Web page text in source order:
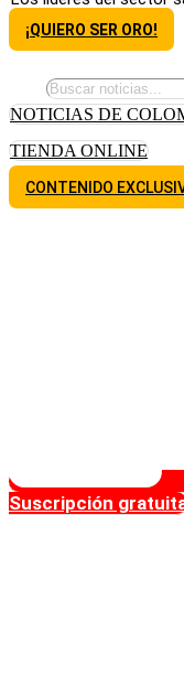
¡QUIERO SER ORO!
NOTICIAS DE
TIENDA ONLINE
CONTENIDO
Suscripción